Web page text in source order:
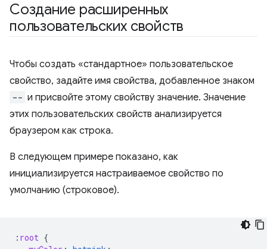
Создание расширенных
пользовательских свойств
Чтобы создать «стандартное» пользовательское
свойство, задайте имя свойства, добавленное знаком
-- и присвойте этому свойству значение. Значение
этих пользовательских свойств анализируется
браузером как строка.
В следующем примере показано, как
инициализируется настраиваемое свойство по
умолчанию (строковое).
: root {